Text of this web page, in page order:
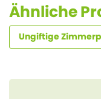
Ähnliche
Ungiftige